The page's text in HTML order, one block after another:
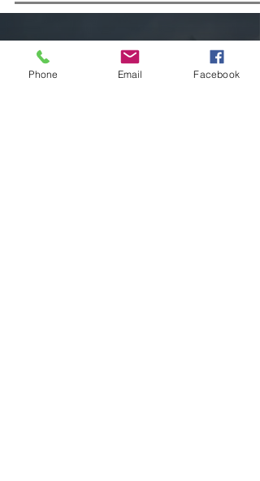
há 10 horas 1 min de leitura
Phone Email Facebook